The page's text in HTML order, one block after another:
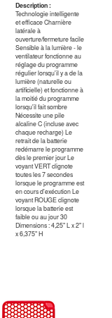
Description :
Technologie intelligente
et efficace Charnière
latérale à
ouverture/fermeture facile
Sensible à la lumière - le
ventilateur fonctionne au
réglage du programme
régulier lorsqu'il y a de la
lumière (naturelle ou
artificielle) et fonctionne à
la moitié du programme
lorsqu'il fait sombre
Nécessite une pile
alcaline C (incluse avec
chaque recharge) Le
retrait de la batterie
redémarre le programme
dès le premier jour Le
voyant VERT clignote
toutes les 7 secondes
lorsque le programme est
en cours d'exécution Le
voyant ROUGE clignote
lorsque la batterie est
faible ou au jour 30
Dimensions : 4,25" L x 2" l
x 6,375" H